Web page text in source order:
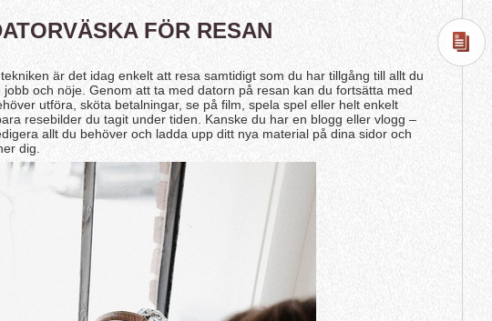
FÖR RESAN
är det idag enkelt att resa samtidigt som du har tillgång till allt du
och nöje. Genom att ta med datorn på resan kan du fortsätta med
utföra, sköta betalningar, se på film, spela spel eller helt enkelt
resebilder du tagit under tiden. Kanske du har en blogg eller vlogg –
allt du behöver och ladda upp ditt nya material på dina sidor och
dig.